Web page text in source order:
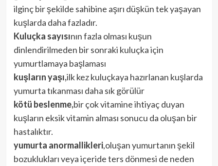
ilginç bir şekilde sahibine aşırı düşkün tek yaşayan
kuşlarda daha fazladır.
Kuluçka sayısının fazla olması kuşun
dinlendirilmeden bir sonraki kuluçka için
yumurtlamaya başlaması
kuşların yaşı,ilk kez kuluçkaya hazırlanan kuşlarda
yumurta tıkanması daha sık görülür
kötü beslenme,bir çok vitamine ihtiyaç duyan
kuşların eksik vitamin alması sonucu da oluşan bir
hastalıktır.
yumurta anormallikleri,oluşan yumurtanın şekil
bozuklukları veya içeride ters dönmesi de neden